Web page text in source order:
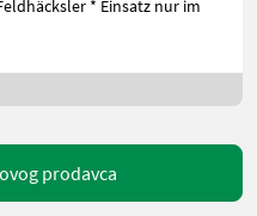
* Einsatz nur im
prodavca